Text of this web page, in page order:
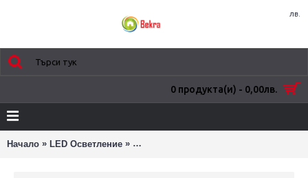
лв.
0 продукта(и) - 0,00лв.
Начало » LED Осветление » LED Водозащитени Тела - IP65 за LED